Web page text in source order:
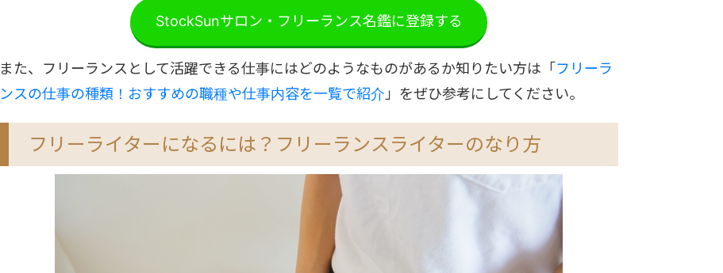
StockSunサロン・フリーランス名鑑に登録する
また、フリーランスとして活躍できる仕事にはどのようなものがあるか知りたい方は「 フリーラ
ンスの仕事の種類！おすすめの職種や仕事内容を一覧で紹介 」をぜひ参考にしてください。
フリーライターになるには？フリーランスライターのなり方